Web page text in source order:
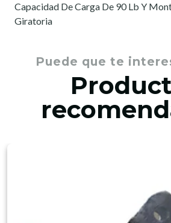
Capacidad De Carga De 90 Lb Y
Giratoria
Puede que te